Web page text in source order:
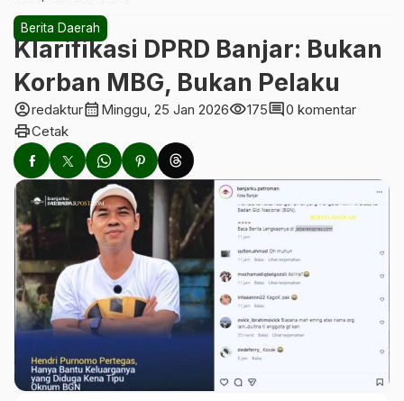
Berita Daerah
Klarifikasi DPRD Banjar: Bukan
Korban MBG, Bukan Pelaku
account_circleredakturcalendar_month Minggu, 25 Jan 2026visibility175comment0 komentar
printCetak